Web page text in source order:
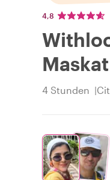
4,8
Maskat
4 Stunden